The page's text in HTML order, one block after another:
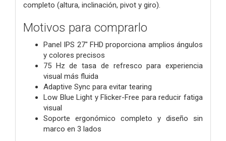
completo (altura, inclinación, pivot y giro).
Motivos para comprarlo
Panel IPS 27" FHD proporciona amplios ángulos
y colores precisos
75 Hz de tasa de refresco para experiencia
visual más fluida
Adaptive Sync para evitar tearing
Low Blue Light y Flicker-Free para reducir fatiga
visual
Soporte ergonómico completo y diseño sin
marco en 3 lados